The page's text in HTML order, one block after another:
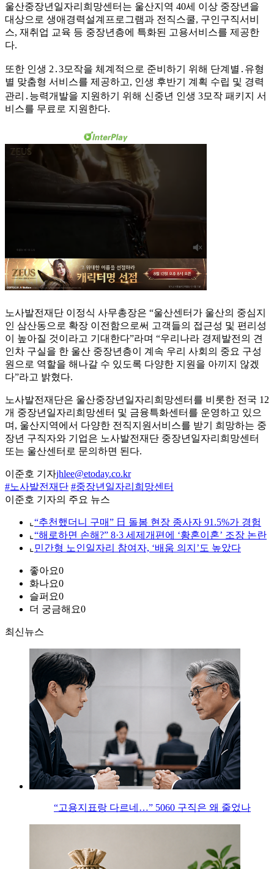
울산중장년일자리희망센터는 울산지역 40세 이상 중장년을
대상으로 생애경력설계프로그램과 전직스쿨, 구인구직서비
스, 재취업 교육 등 중장년층에 특화된 고용서비스를 제공한
다.
또한 인생 2․3모작을 체계적으로 준비하기 위해 단계별․유형
별 맞춤형 서비스를 제공하고, 인생 후반기 계획 수립 및 경력
관리․능력개발을 지원하기 위해 신중년 인생 3모작 패키지 서
비스를 무료로 지원한다.
노사발전재단 이정식 사무총장은 “울산센터가 울산의 중심지
인 삼산동으로 확장 이전함으로써 고객들의 접근성 및 편리성
이 높아질 것이라고 기대한다”라며 “우리나라 경제발전의 견
인차 구실을 한 울산 중장년층이 계속 우리 사회의 중요 구성
원으로 역할을 해나갈 수 있도록 다양한 지원을 아끼지 않겠
다”라고 밝혔다.
노사발전재단은 울산중장년일자리희망센터를 비롯한 전국 12
개 중장년일자리희망센터 및 금융특화센터를 운영하고 있으
며, 울산지역에서 다양한 전직지원서비스를 받기 희망하는 중
장년 구직자와 기업은 노사발전재단 중장년일자리희망센터
또는 울산센터로 문의하면 된다.
이준호 기자jhlee@etoday.co.kr
#노사발전재단 #중장년일자리희망센터
이준호 기자의 주요 뉴스
⌞ “추천했더니 구매” 日 돌봄 현장 종사자 91.5%가 경험
⌞ “해로하면 손해?” 8·3 세제개편에 ‘황혼이혼’ 조장 논란
⌞ 민간형 노인일자리 참여자, ‘배움 의지’도 높았다
좋아요0
화나요0
슬퍼요0
더 궁금해요0
최신뉴스
“고용지표랑 다르네…” 5060 구직은 왜 줄었나